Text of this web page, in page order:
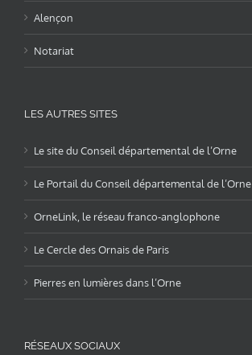
Alençon
Notariat
LES AUTRES SITES
Le site du Conseil départemental de l’Orne
Le Portail du Conseil départemental de l’Orne
OrneLink, le réseau franco-anglophone
Le Cercle des Ornais de Paris
Pierres en lumières dans l’Orne
RÉSEAUX SOCIAUX